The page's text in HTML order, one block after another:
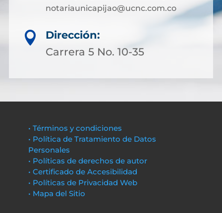
notariaunicapijao@ucnc.com.co

Dirección:
Carrera 5 No. 10-35
• Términos y condiciones
• Política de Tratamiento de Datos
Personales
• Políticas de derechos de autor
• Certificado de Accesibilidad
• Políticas de Privacidad Web
• Mapa del Sitio